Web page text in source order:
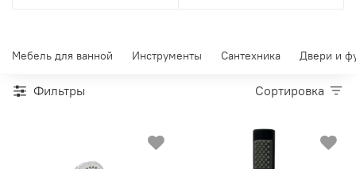
Мебель для ванной Инструменты Сантехника Двери и
Фильтры Сортировка